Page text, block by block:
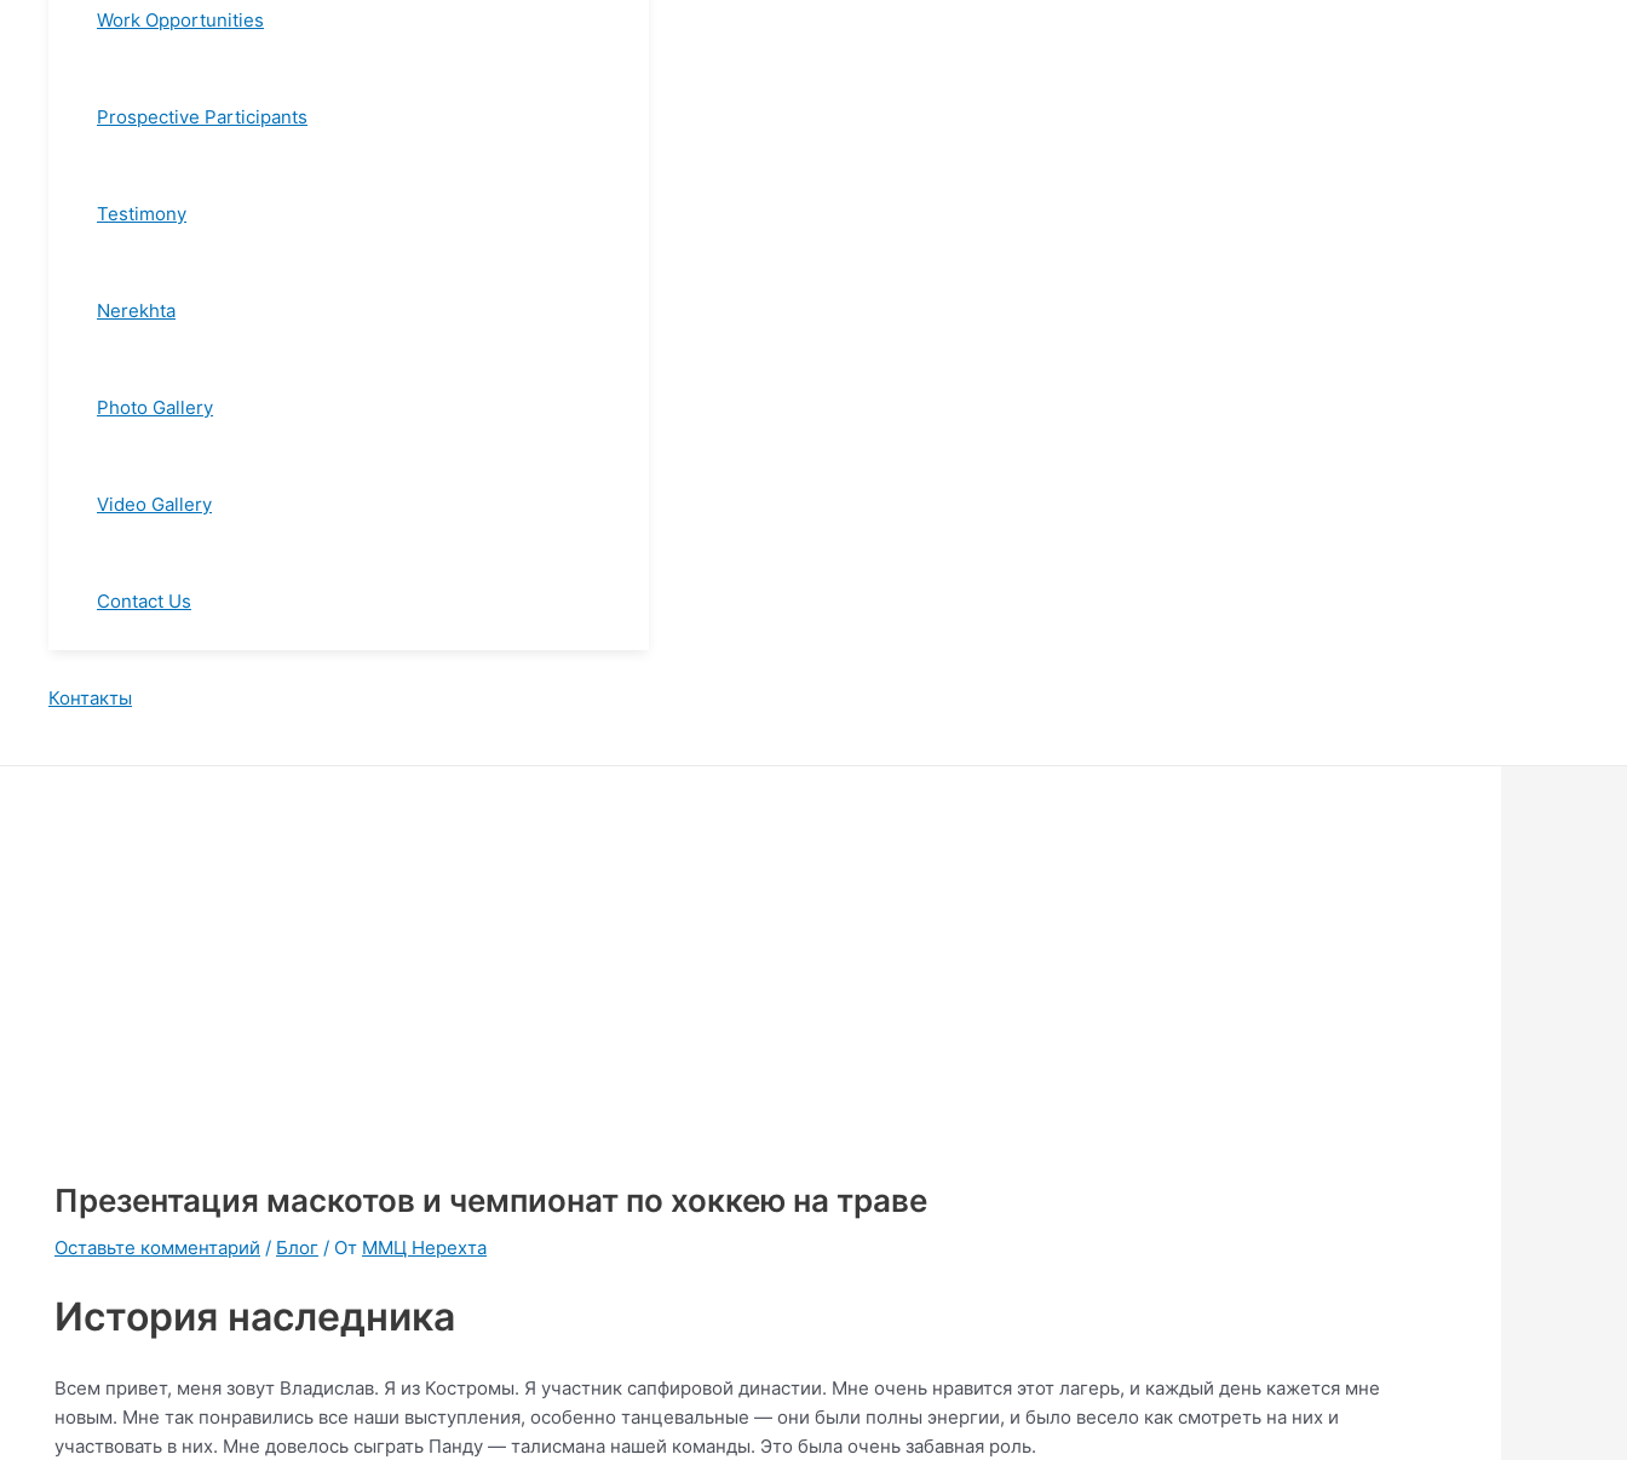
Work Opportunities
Prospective Participants
Testimony
Nerekhta
Photo Gallery
Video Gallery
Contact Us
Контакты
Презентация маскотов и чемпионат по хоккею на траве
Оставьте комментарий / Блог / От ММЦ Нерехта
История наследника
Всем привет, меня зовут Владислав. Я из Костромы. Я участник сапфировой династии. Мне очень нравится этот лагерь, и каждый день кажется мне
новым. Мне так понравились все наши выступления, особенно танцевальные — они были полны энергии, и было весело как смотреть на них и
участвовать в них. Мне довелось сыграть Панду — талисмана нашей команды. Это была очень забавная роль.